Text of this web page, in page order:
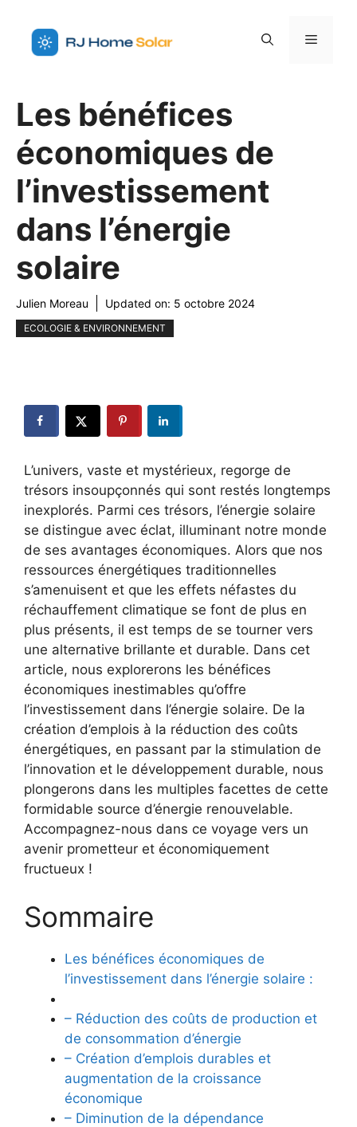
contenu
Menu
Les bénéfices
économiques de
l’investissement
dans l’énergie
solaire
Julien Moreau Updated on: 5 octobre 2024
ECOLOGIE & ENVIRONNEMENT
L’univers, vaste et mystérieux, regorge de
trésors insoupçonnés qui sont restés longtemps
inexplorés. Parmi ces trésors, l’énergie solaire
se⁤ distingue avec‍ éclat, illuminant notre monde
de ses‍ avantages économiques. Alors ⁢que nos
ressources énergétiques⁤ traditionnelles
s’amenuisent et que les effets‌ néfastes du
‌réchauffement climatique se ‍font de plus en⁣
plus⁣ présents, il est temps de se tourner vers
une alternative brillante et durable. Dans cet
article, nous explorerons‌ les bénéfices
économiques inestimables qu’offre
l’investissement dans l’énergie solaire. De la
création‍ d’emplois à la réduction des coûts
énergétiques, en passant ⁣par la stimulation de
l’innovation et le développement⁤ durable,⁢ nous
plongerons dans les multiples facettes de cette
formidable source d’énergie renouvelable.
Accompagnez-nous ​dans ce voyage vers​ un
avenir ‌prometteur et économiquement
fructueux !
Sommaire
Les bénéfices économiques ⁣de
l’investissement⁢ dans l’énergie solaire :
– Réduction des coûts de production et
de consommation d’énergie
– Création ​d’emplois durables et
augmentation de la croissance⁢
économique
– Diminution de la dépendance